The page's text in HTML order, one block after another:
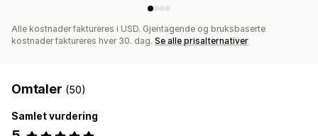
Alle kostnader faktureres i USD. Gjentagende og bruksbaserte
kostnader faktureres hver 30. dag. Se alle prisalternativer
Omtaler (50)
Samlet vurdering